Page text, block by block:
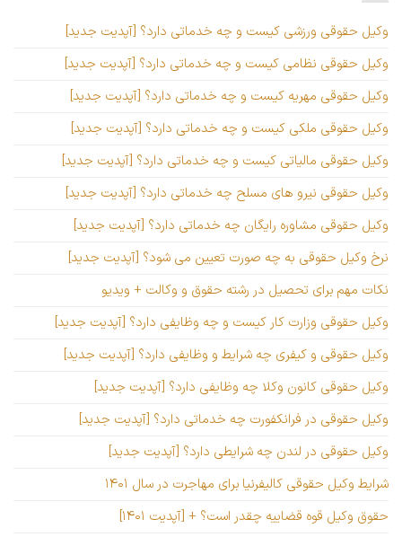
وکیل حقوقی ورزشی کیست و چه خدماتی دارد؟ [آپدیت جدید]
وکیل حقوقی نظامی کیست و چه خدماتی دارد؟ [آپدیت جدید]
وکیل حقوقی مهریه کیست و چه خدماتی دارد؟ [آپدیت جدید]
وکیل حقوقی ملکی کیست و چه خدماتی دارد؟ [آپدیت جدید]
وکیل حقوقی مالیاتی کیست و چه خدماتی دارد؟ [آپدیت جدید]
وکیل حقوقی نیرو های مسلح چه خدماتی دارد؟ [آپدیت جدید]
وکیل حقوقی مشاوره رایگان چه خدماتی دارد؟ [آپدیت جدید]
نرخ وکیل حقوقی به چه صورت تعیین می شود؟ [آپدیت جدید]
نکات مهم برای تحصیل در رشته حقوق و وکالت + ویدیو
وکیل حقوقی وزارت کار کیست و چه وظایفی دارد؟ [آپدیت جدید]
وکیل حقوقی و کیفری چه شرایط و وظایفی دارد؟ [آپدیت جدید]
وکیل حقوقی کانون وکلا چه وظایفی دارد؟ [آپدیت جدید]
وکیل حقوقی در فرانکفورت چه خدماتی دارد؟ [آپدیت جدید]
وکیل حقوقی در لندن چه شرایطی دارد؟ [آپدیت جدید]
شرایط وکیل حقوقی کالیفرنیا برای مهاجرت در سال ۱۴۰۱
حقوق وکیل قوه قضاییه چقدر است؟ + [آپدیت ۱۴۰۱]